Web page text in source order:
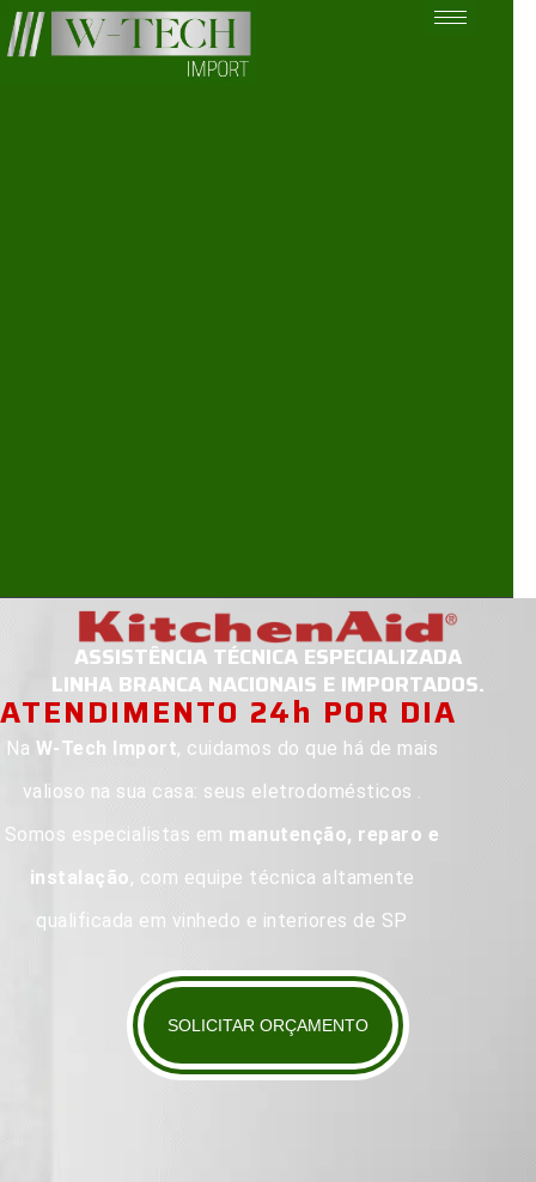
ASSISTÊNCIA TÉCNICA ESPECIALIZADA
LINHA BRANCA NACIONAIS E IMPORTADOS.
ATENDIMENTO 24h POR DIA
Na W-Tech Import, cuidamos do que há de mais
valioso na sua casa: seus eletrodomésticos .
Somos especialistas em manutenção, reparo e
instalação, com equipe técnica altamente
qualificada em vinhedo e interiores de SP
SOLICITAR ORÇAMENTO